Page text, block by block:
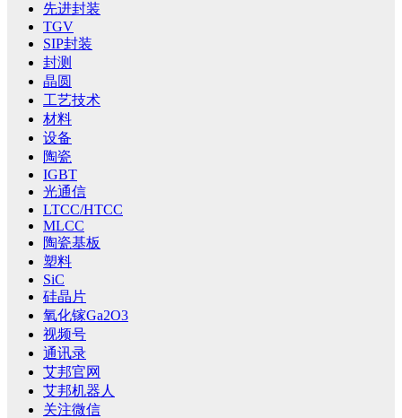
先进封装
TGV
SIP封装
封测
晶圆
工艺技术
材料
设备
陶瓷
IGBT
光通信
LTCC/HTCC
MLCC
陶瓷基板
塑料
SiC
硅晶片
氧化镓Ga2O3
视频号
通讯录
艾邦官网
艾邦机器人
关注微信